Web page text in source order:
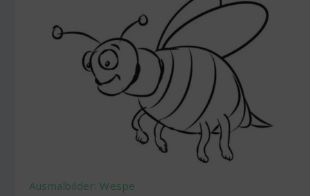
Ausmalbilder: Wespe